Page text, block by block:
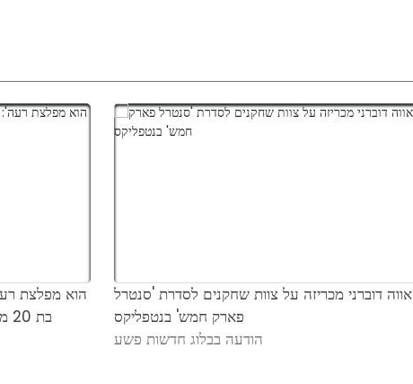
בת 20 מעבר לפינה מחנות הסופגניות בה עבדה
אווה דוברני מכריזה על צוות שחקנים לסדרת 'סנטרל
פארק חמש' בנטפליקס
הודעה בבלוג חדשות פשע